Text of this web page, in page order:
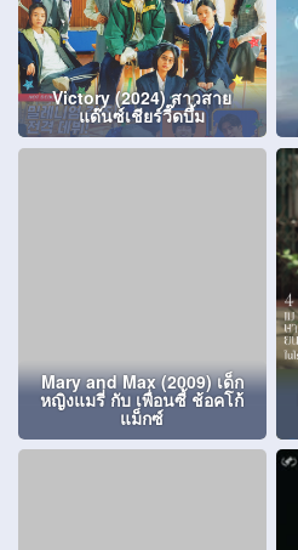
Victory (2024) สาวสาย
แด๊นซ์เชียร์วี๊ดบึ้ม
Mary and Max (2009) เด็ก
หญิงแมรี่ กับ เพื่อนซี้ ช้อคโก้
แม็กซ์